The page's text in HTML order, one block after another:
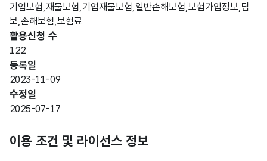
기업보험,재물보험,기업재물보험,일반손해보험,보험가입정보,담
보,손해보험,보험료
활용신청 수
122
등록일
2023-11-09
수정일
2025-07-17
이용 조건 및 라이선스 정보